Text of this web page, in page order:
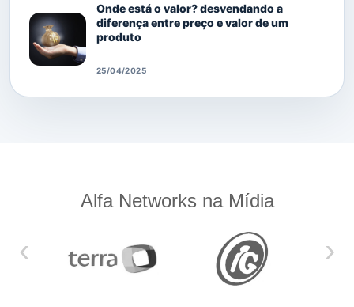
Onde está o valor? desvendando a
diferença entre preço e valor de um
produto
25/04/2025
Alfa Networks na Mídia
‹ ›